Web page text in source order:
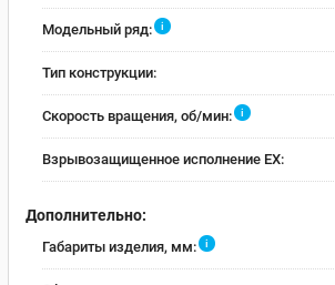
Модельный ряд: i
Тип конструкции:
Скорость вращения, об/мин: i
Взрывозащищенное исполнение EX:
Дополнительно:
Габариты изделия, мм: i